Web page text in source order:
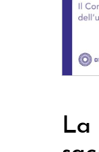
La